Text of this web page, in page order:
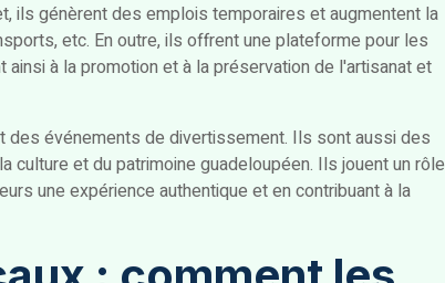
ils génèrent des emplois temporaires et augmentent la
etc. En outre, ils offrent une plateforme pour les
à la promotion et à la préservation de l'artisanat et
des événements de divertissement. Ils sont aussi des
et du patrimoine guadeloupéen. Ils jouent un rôle
une expérience authentique et en contribuant à la